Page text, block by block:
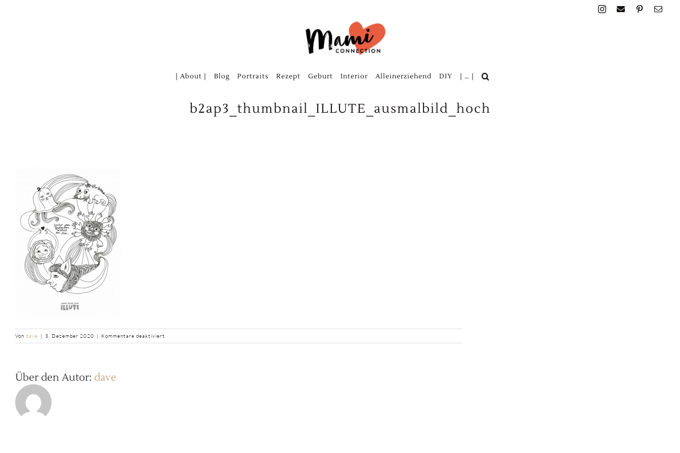
| About | Blog Portraits Rezept Geburt Interior Alleinerziehend DIY | … |
b2ap3_thumbnail_ILLUTE_ausmalbild_hoch
Von dave | 3. Dezember 2020 | Kommentare deaktiviert
b2ap3_thumbnail_ILLUTE_ausmalbild_hoch
Über den Autor: dave